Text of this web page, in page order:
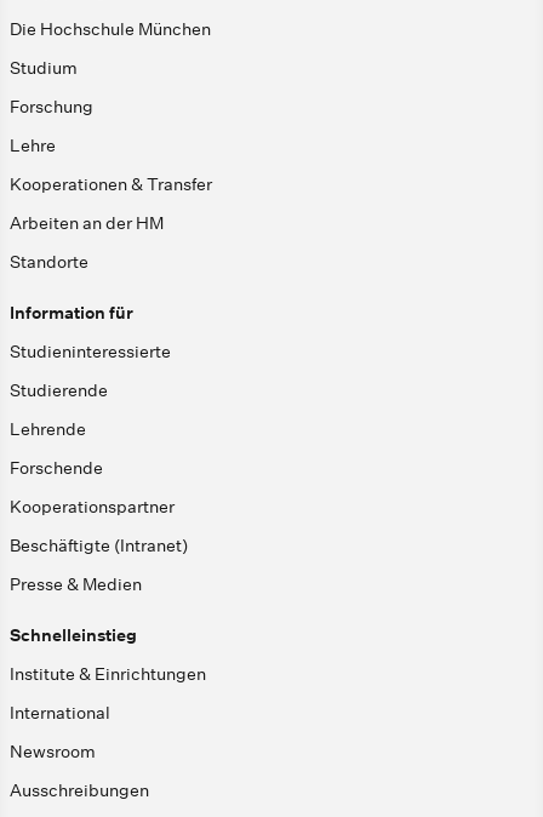
Die Hochschule München
Studium
Forschung
Lehre
Kooperationen & Transfer
Arbeiten an der HM
Standorte
Information für
Studieninteressierte
Studierende
Lehrende
Forschende
Kooperationspartner
Beschäftigte (Intranet)
Presse & Medien
Schnelleinstieg
Institute & Einrichtungen
International
Newsroom
Ausschreibungen